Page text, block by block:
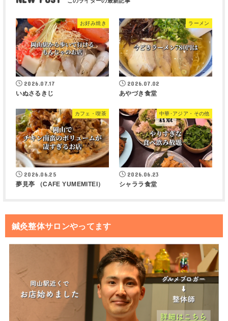
お好み焼き
2026.07.17
いぬさるきじ
ラーメン
2026.07.02
あやづき食堂
カフェ・喫茶
2026.06.25
夢見亭 （CAFE YUMEMITEI）
中華･アジア・その他
2026.06.23
シャララ食堂
鍼灸整体サロンやってます